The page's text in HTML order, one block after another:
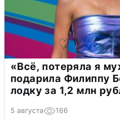
«Всё, потеряла я
подарила Филиппу
лодку за 1,2 млн
5 августа 166